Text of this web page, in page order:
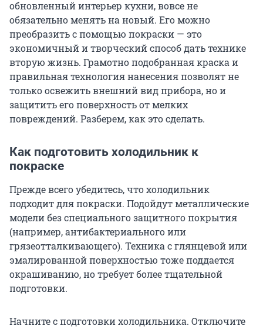
обновленный интерьер кухни, вовсе не
обязательно менять на новый. Его можно
преобразить с помощью покраски — это
экономичный и творческий способ дать технике
вторую жизнь. Грамотно подобранная краска и
правильная технология нанесения позволят не
только освежить внешний вид прибора, но и
защитить его поверхность от мелких
повреждений. Разберем, как это сделать.
Как подготовить холодильник к
покраске
Прежде всего убедитесь, что холодильник
подходит для покраски. Подойдут металлические
модели без специального защитного покрытия
(например, антибактериального или
грязеотталкивающего). Техника с глянцевой или
эмалированной поверхностью тоже поддается
окрашиванию, но требует более тщательной
подготовки.
Начните с подготовки холодильника. Отключите